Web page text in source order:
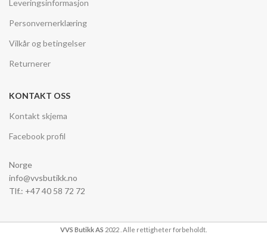
Leveringsinformasjon
Personvernerklæring
Vilkår og betingelser
Returnerer
KONTAKT OSS
Kontakt skjema
Facebook profil
Norge
info@vvsbutikk.no
Tlf.: +47 40 58 72 72
VVS Butikk AS 2022 . Alle rettigheter forbeholdt.